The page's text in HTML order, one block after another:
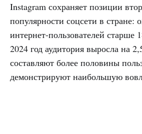
Instagram сохраняет позиции
популярности соцсети в стране:
интернет-пользователей старше
2024 год аудитория выросла на
составляют более половины
демонстрируют наибольшую